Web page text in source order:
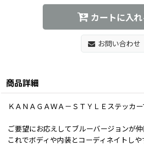
カートに入れ
お問い合わせ
商品詳細
ＫＡＮＡＧＡＷＡ－ＳＴＹＬＥステッカー
ご要望にお応えしてブルーバージョンが仲
これでボディや内装とコーディネイトしや